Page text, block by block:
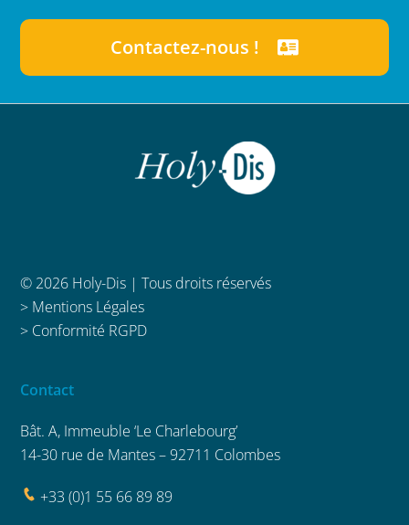
Contactez-nous !
© 2026 Holy-Dis | Tous droits réservés
> Mentions Légales
> Conformité RGPD
Contact
Bât. A, Immeuble ‘Le Charlebourg’
14-30 rue de Mantes – 92711 Colombes
+33 (0)1 55 66 89 89